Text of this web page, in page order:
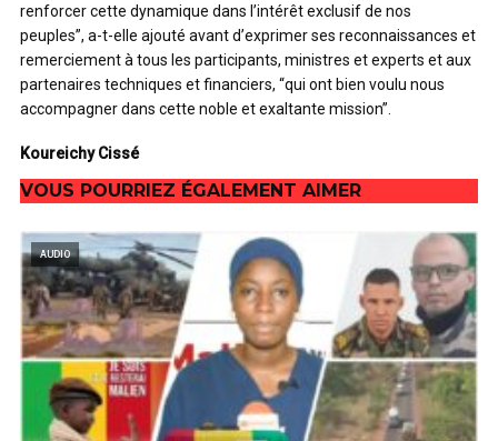
renforcer cette dynamique dans l’intérêt exclusif de nos
peuples”, a-t-elle ajouté avant d’exprimer ses reconnaissances et
remerciement à tous les participants, ministres et experts et aux
partenaires techniques et financiers, “qui ont bien voulu nous
accompagner dans cette noble et exaltante mission”.
Koureichy Cissé
VOUS POURRIEZ ÉGALEMENT AIMER
AUDIO